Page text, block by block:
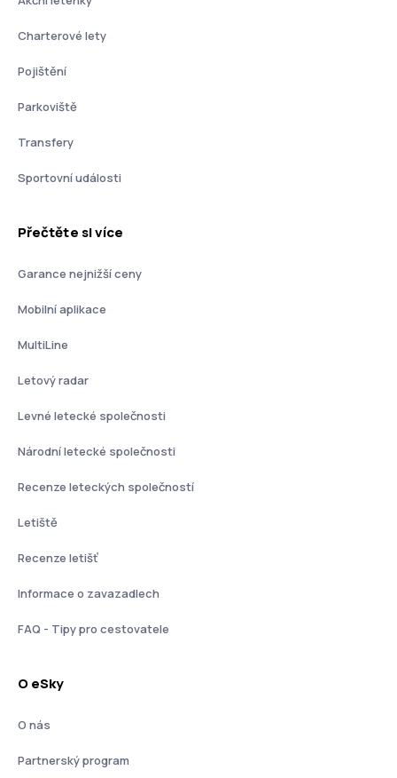
Charterové lety
Pojištění
Parkoviště
Transfery
Sportovní události
Přečtěte si více
Garance nejnižší ceny
Mobilní aplikace
MultiLine
Letový radar
Levné letecké společnosti
Národní letecké společnosti
Recenze leteckých společností
Letiště
Recenze letišť
Informace o zavazadlech
FAQ - Tipy pro cestovatele
O eSky
O nás
Partnerský program